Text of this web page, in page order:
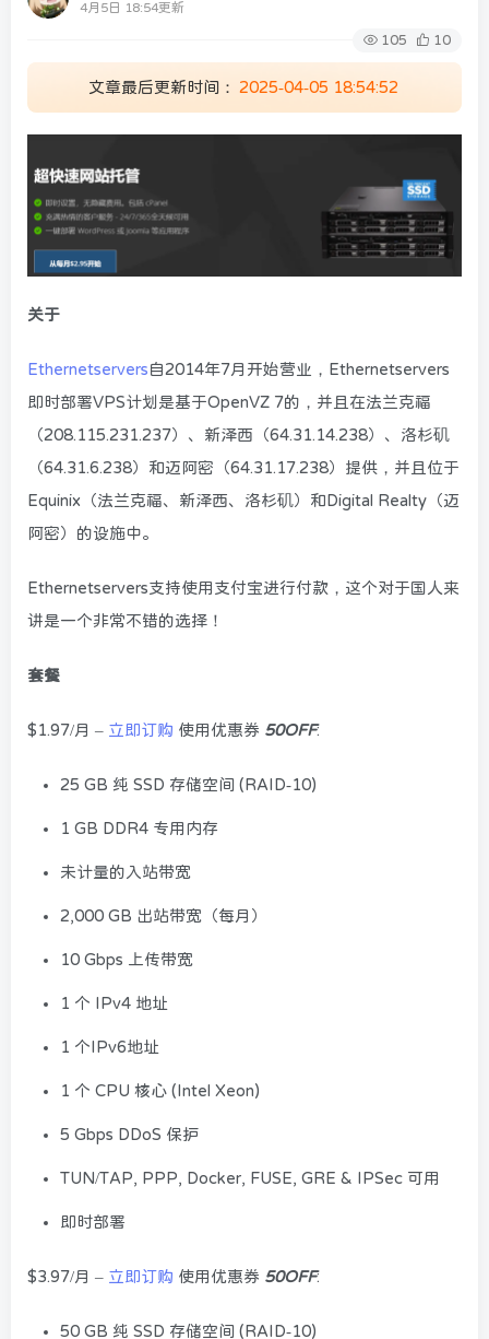
4月5日 18:54更新
105 10
文章最后更新时间： 2025-04-05 18:54:52
关于
Ethernetservers 自2014年7月开始营业，Ethernetservers
即时部署VPS计划是基于OpenVZ 7的，并且在法兰克福
（208.115.231.237）、新泽西（64.31.14.238）、洛杉矶
（64.31.6.238）和迈阿密（64.31.17.238）提供，并且位于
Equinix（法兰克福、新泽西、洛杉矶）和Digital Realty（迈
阿密）的设施中。
Ethernetservers支持使用支付宝进行付款，这个对于国人来
讲是一个非常不错的选择！
套餐
$1.97/月 – 立即订购 使用优惠券 50OFF:
25 GB 纯 SSD 存储空间 (RAID-10)
1 GB DDR4 专用内存
未计量的入站带宽
2,000 GB 出站带宽（每月）
10 Gbps 上传带宽
1 个 IPv4 地址
1 个IPv6地址
1 个 CPU 核心 (Intel Xeon)
5 Gbps DDoS 保护
TUN/TAP, PPP, Docker, FUSE, GRE & IPSec 可用
即时部署
$3.97/月 – 立即订购 使用优惠券 50OFF:
50 GB 纯 SSD 存储空间 (RAID-10)